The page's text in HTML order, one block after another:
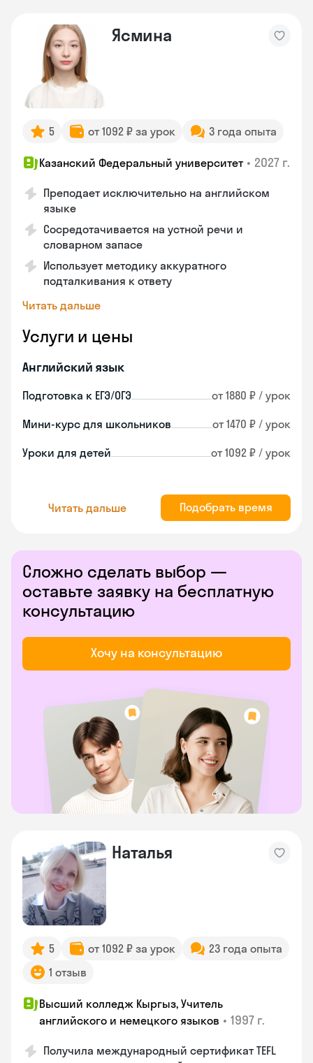
Ясмина
5 от 1092 ₽ за урок 3 года опыта
Казанский Федеральный университет • 2027 г.
Преподает исключительно на английском
языке
Сосредотачивается на устной речи и
словарном запасе
Использует методику аккуратного
подталкивания к ответу
Читать дальше
Услуги и цены
Английский язык
Подготовка к ЕГЭ/ОГЭ от 1880 ₽ / урок
Мини-курс для школьников от 1470 ₽ / урок
Уроки для детей от 1092 ₽ / урок
Читать дальше Подобрать время
Сложно сделать выбор —
оставьте заявку на бесплатную
консультацию
Хочу на консультацию
Наталья
5 от 1092 ₽ за урок
23 года опыта
1 отзыв
Высший колледж Кыргыз, Учитель
английского и немецкого языков • 1997 г.
Получила международный сертификат TEFL